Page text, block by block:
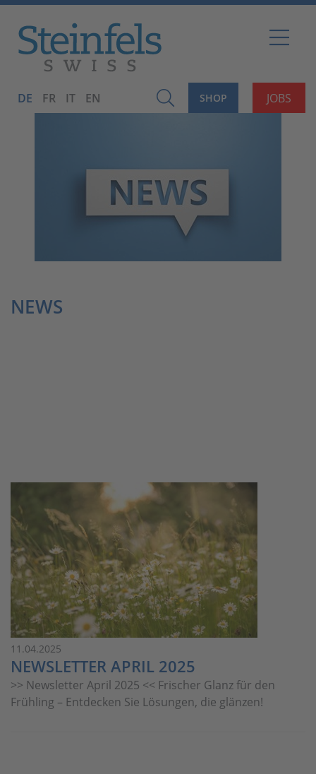
JOBS
SHOP
DE FR IT EN
NEWS
11.04.2025
NEWSLETTER APRIL 2025
>> Newsletter April 2025 << Frischer Glanz für den
Frühling – Entdecken Sie Lösungen, die glänzen!